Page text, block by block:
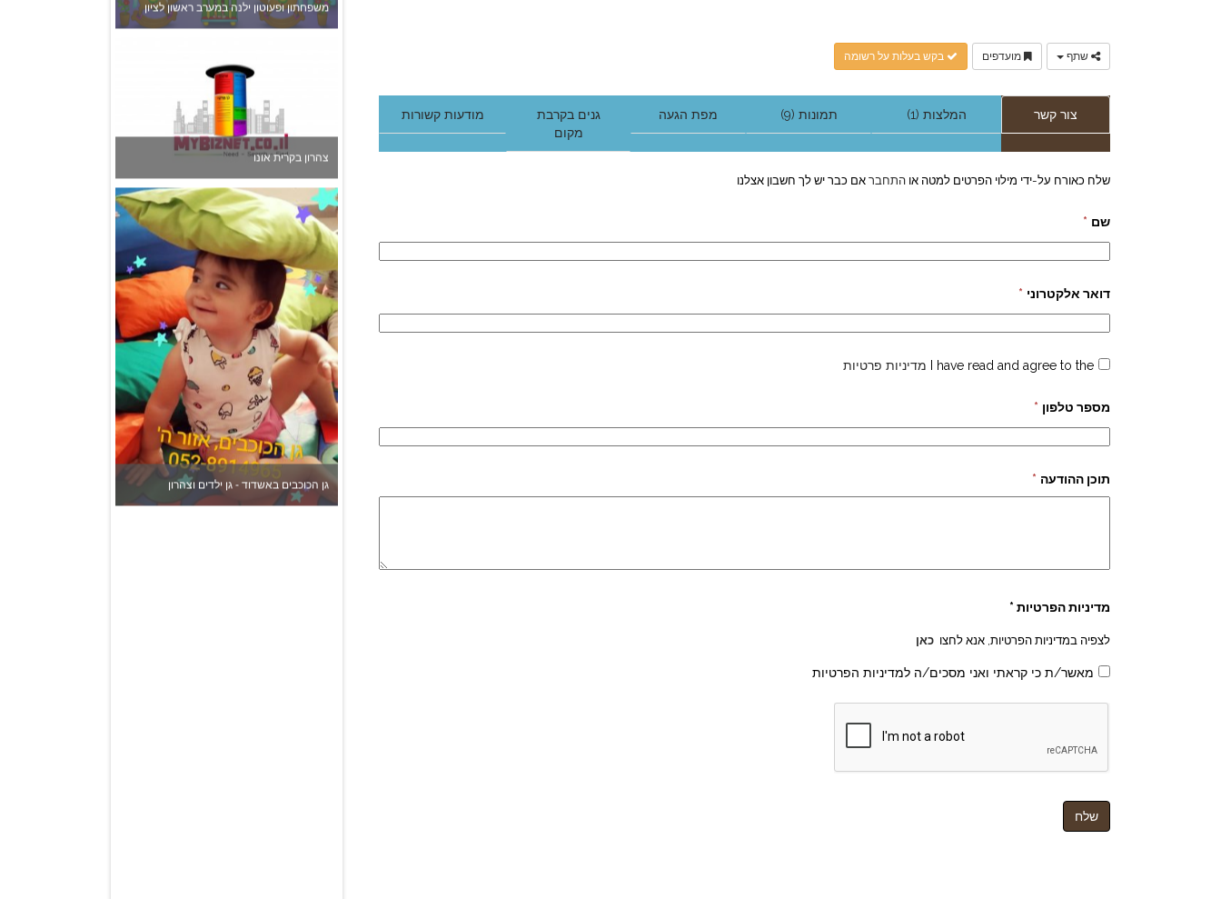
שתף מועדפים בקש בעלות על רשומה
צור קשר המלצות (1) תמונות (9) מפת הגעה
גנים בקרבת
מקום
מודעות קשורות
שלח כאורח על-ידי מילוי הפרטים למטה או התחבראם כבר יש לך חשבון אצלנו
שם *
דואר אלקטרוני *
I have read and agree to the מדיניות פרטיות
מספר טלפון *
תוכן ההודעה *
מדיניות הפרטיות *
לצפיה במדיניות הפרטיות, אנא לחצו כאן
מאשר/ת כי קראתי ואני מסכים/ה למדיניות הפרטיות
משפחתון ופעוטון ילנה במערב ראשון לציון
צהרון בקרית אונו
גן הכוכבים באשדוד - גן ילדים וצהרון